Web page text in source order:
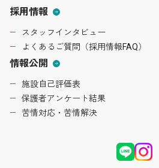
採用情報
スタッフインタビュー
よくあるご質問（採用情報FAQ）
情報公開
施設自己評価表
保護者アンケート結果
苦情対応・苦情解決